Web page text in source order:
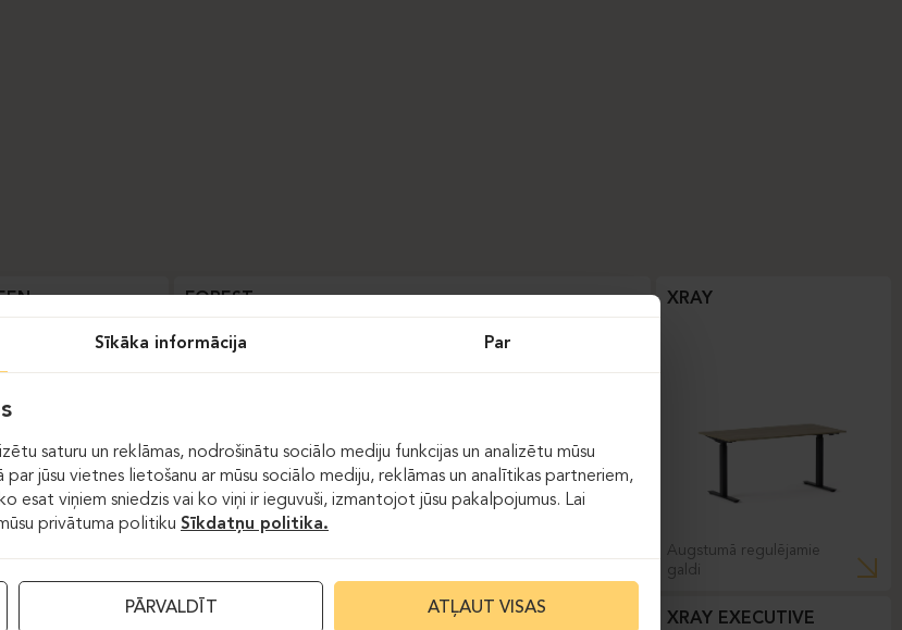
FOREST XRAY
Augstumā regulējamie
galdi
XRAY EXECUTIVE
Sīkāka informācija Par
saturu un reklāmas, nodrošinātu sociālo mediju funkcijas un analizētu mūsu
jūsu vietnes lietošanu ar mūsu sociālo mediju, reklāmas un analītikas partneriem,
esat viņiem sniedzis vai ko viņi ir ieguvuši, izmantojot jūsu pakalpojumus. Lai
privātuma politiku Sīkdatņu politika.
PĀRVALDĪT ATĻAUT VISAS